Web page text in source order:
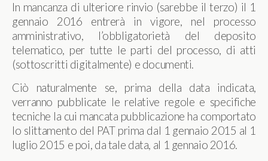
In mancanza di ulteriore rinvio (sarebbe il terzo) il 1
gennaio 2016 entrerà in vigore, nel processo
amministrativo, l’obbligatorietà del deposito
telematico, per tutte le parti del processo, di atti
(sottoscritti digitalmente) e documenti.
Ciò naturalmente se, prima della data indicata,
verranno pubblicate le relative regole e specifiche
tecniche la cui mancata pubblicazione ha comportato
lo slittamento del PAT prima dal 1 gennaio 2015 al 1
luglio 2015 e poi, da tale data, al 1 gennaio 2016.